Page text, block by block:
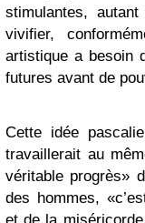
stimulantes,
vivifier,
artistique a besoin
futures avant de
Cette idée
travaillerait au
véritable progrès»
des hommes,